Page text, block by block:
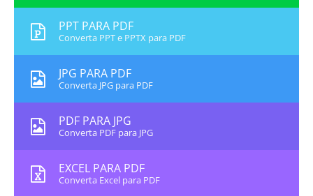
PPT PARA PDF
Converta PPT e PPTX para PDF
JPG PARA PDF
Converta JPG para PDF
PDF PARA JPG
Converta PDF para JPG
EXCEL PARA PDF
Converta Excel para PDF